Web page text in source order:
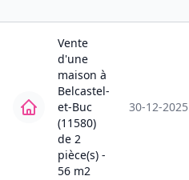
Vente
d'une
maison à
Belcastel-
et-Buc
(11580)
de 2
pièce(s) -
56 m2
30-12-2025